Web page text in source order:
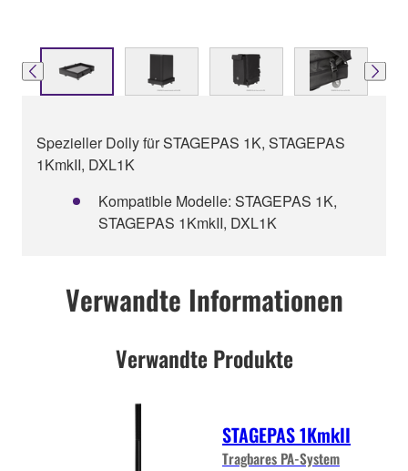
Spezieller Dolly für STAGEPAS 1K, STAGEPAS
1KmkII, DXL1K
Kompatible Modelle: STAGEPAS 1K,
STAGEPAS 1KmkII, DXL1K
Verwandte Informationen
Verwandte Produkte
STAGEPAS 1KmkII
Tragbares PA-System